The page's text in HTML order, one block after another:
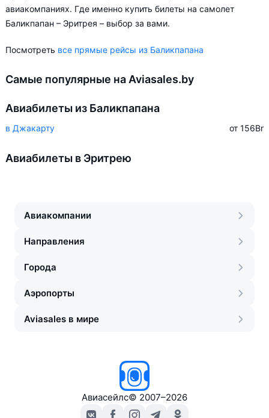
авиакомпаниях. Где именно купить билеты на самолет
Баликпапан – Эритрея – выбор за вами.
Посмотреть все прямые рейсы из Баликпапана
Самые популярные на Aviasales.by
Авиабилеты из Баликпапана
в Джакарту от 156Br
Авиабилеты в Эритрею
Авиакомпании
Направления
Города
Аэропорты
Aviasales в мире
Авиасейлс© 2007–2026